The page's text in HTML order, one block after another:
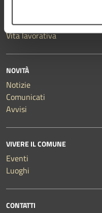
Salute, benessere e
Tributi, finanze e
Vita lavorativa
NOVITÀ
Notizie
Comunicati
Avvisi
VIVERE IL COMUNE
Eventi
Luoghi
CONTATTI